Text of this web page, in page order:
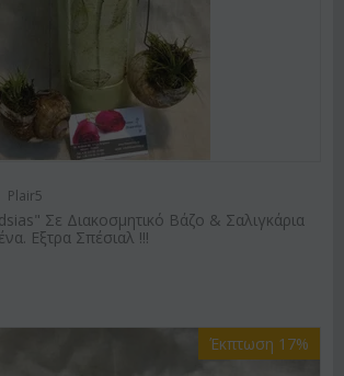
Plair5
Σε Διακοσμητικό Βάζο & Σαλιγκάρια
Εξτρα Σπέσιαλ !!!
Έκπτωση 17%